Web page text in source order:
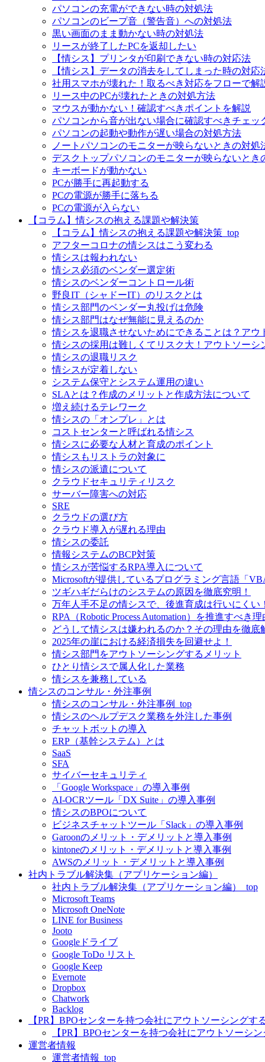
パソコンの充電ができない時の対処法
パソコンのビープ音（警告音）への対処法
黒い画面のまま動かない時の対処法
リースが終了したPCを返却したい
【情シス】プリンタが印刷できない時の対応法
【情シス】データの消去をしてしまった時の対応
社用スマホが壊れた！取るべき対応をフローで解
リース中のPCが壊れたときの対処方法
マウスが動かない！確認すべきポイントを解説
パソコンから音が出ない場合に確認すべきチェッ
パソコンの起動や動作が遅い場合の対処方法
ノートパソコンのモニターが映らないときの対処
デスクトップパソコンのモニターが映らないとき
キーボードが動かない
PCが勝手に再起動する
PCの電源が勝手に落ちる
PCの電源が入らない
【コラム】情シスの抱える課題や解決策
【コラム】情シスの抱える課題や解決策_top
アフターコロナの情シスはこう変わる
情シスは報われない
情シス必須のベンダー選定術
情シスのベンダーコントロール術
野良IT（シャドーIT）のリスクとは
情シス部門のベンダー丸投げは危険
情シス部門はなぜ無能に見えるのか
情シスを退職させないためにできることは？ア
情シスの採用は難しくてリスク大！アウトソーシ
情シスの退職リスク
情シスが定着しない
システム保守とシステム運用の違い
SLAとは？作成のメリットと作成方法について
増え続けるテレワーク
情シスの「オンプレ」とは
コストセンターと呼ばれる情シス
情シスに必要な人材と育成のポイント
情シスもリストラの対象に
情シスの派遣について
クラウドセキュリティリスク
サーバー障害への対応
SRE
クラウドの選び方
クラウド導入が遅れる理由
情シスの委託
情報システムのBCP対策
情シスが苦悩するRPA導入について
Microsoftが提供しているプログラミング言語「
ツギハギだらけのシステムの原因を徹底究明！
万年人手不足の情シスで、後進育成は行いにくい！
RPA（Robotic Process Automation）を推進すべき理
どうして情シスは嫌われるのか？その理由を徹底
2025年の崖における経済損失を回避せよ！
情シス部門をアウトソーシングするメリット
ひとり情シスで属人化した業務
情シスを兼務している
情シスのコンサル・外注事例
情シスのコンサル・外注事例_top
情シスのヘルプデスク業務を外注した事例
チャットボットの導入
ERP（基幹システム）とは
SaaS
SFA
サイバーセキュリティ
「Google Workspace」の導入事例
AI-OCRツール「DX Suite」の導入事例
情シスのBPOについて
ビジネスチャットツール「Slack」の導入事例
Garoonのメリット・デメリットと導入事例
kintoneのメリット・デメリットと導入事例
AWSのメリット・デメリットと導入事例
社内トラブル解決集（アプリケーション編）
社内トラブル解決集（アプリケーション編）_top
Microsoft Teams
Microsoft OneNote
LINE for Business
Jooto
Googleドライブ
Google ToDo リスト
Google Keep
Evernote
Dropbox
Chatwork
Backlog
【PR】BPOセンターを持つ会社にアウトソーシングす
【PR】BPOセンターを持つ会社にアウトソーシ
運営者情報
運営者情報_top